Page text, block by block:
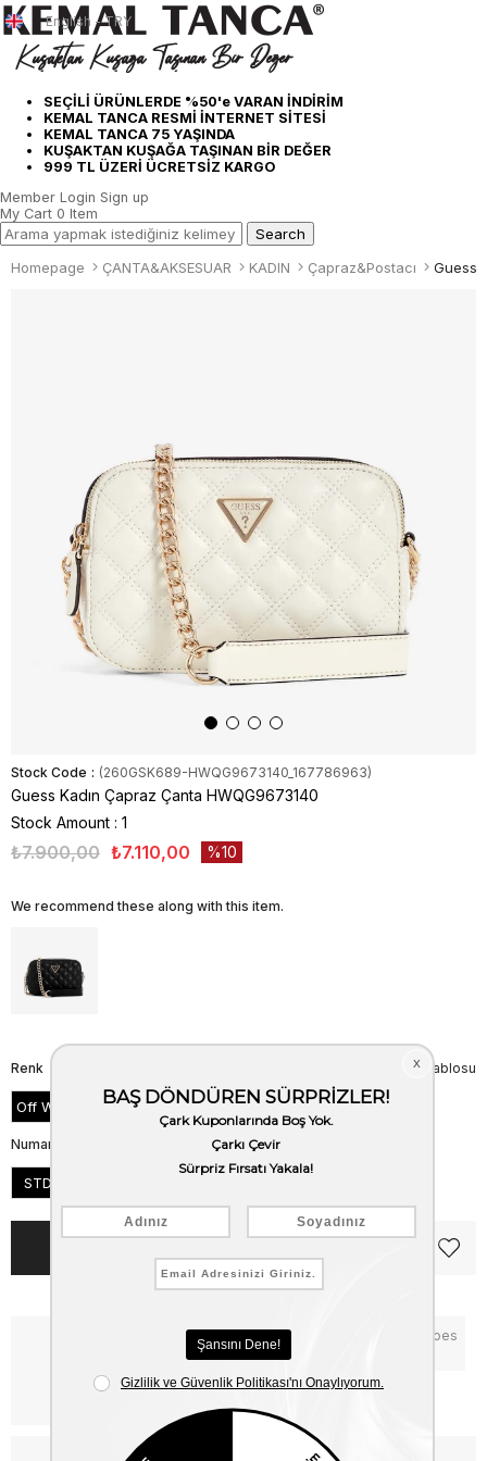
SEÇİLİ ÜRÜNLERDE %50'e VARAN İNDİRİM
KEMAL TANCA RESMİ İNTERNET SİTESİ
KEMAL TANCA 75 YAŞINDA
KUŞAKTAN KUŞAĞA TAŞINAN BİR DEĞER
999 TL ÜZERİ ÜCRETSİZ KARGO
English - TRY
Member Login Sign up
My Cart 0 Item
Homepage ÇANTA&AKSESUAR KADIN Çapraz&Postacı Guess
Stock Code (260GSK689-HWQG9673140_167786963)
Guess Kadın Çapraz Çanta HWQG9673140
Stock Amount : 1
₺7.900,00 ₺7.110,00 10
We recommend these along with this item.
Beden Tablosu
Renk
Off White
Numara
STD
Notify me when the price goes
down